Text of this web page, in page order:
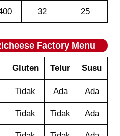
32 25
Factory Menu
Gluten Telur Susu
Tidak Ada Ada
Tidak Tidak Ada